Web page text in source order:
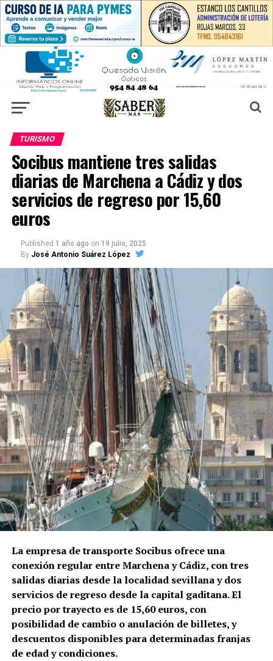
TURISMO
Socibus mantiene tres salidas
diarias de Marchena a Cádiz y dos
servicios de regreso por 15,60
euros
Published 1 año ago on 19 julio, 2025
By José Antonio Suárez López
La empresa de transporte Socibus ofrece una
conexión regular entre Marchena y Cádiz, con tres
salidas diarias desde la localidad sevillana y dos
servicios de regreso desde la capital gaditana. El
precio por trayecto es de 15,60 euros, con
posibilidad de cambio o anulación de billetes, y
descuentos disponibles para determinadas franjas
de edad y condiciones.